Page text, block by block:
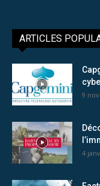
ARTICLES
9
4